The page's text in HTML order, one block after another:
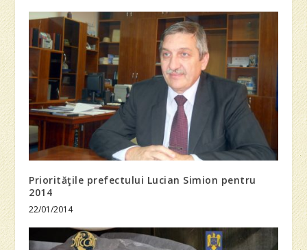
Priorităţile prefectului Lucian Simion pentru
2014
22/01/2014